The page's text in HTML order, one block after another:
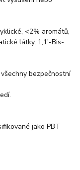
<2% aromátů,
látky, 1,1'-Bis-
bezpečnostní
jako PBT